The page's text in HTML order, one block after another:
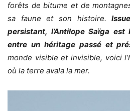
forêts de bitume et de
sa faune et son histoire.
persistant, l’Antilope Saïga est
entre un héritage passé et
monde visible et invisible, voici
où la terre avala la mer.